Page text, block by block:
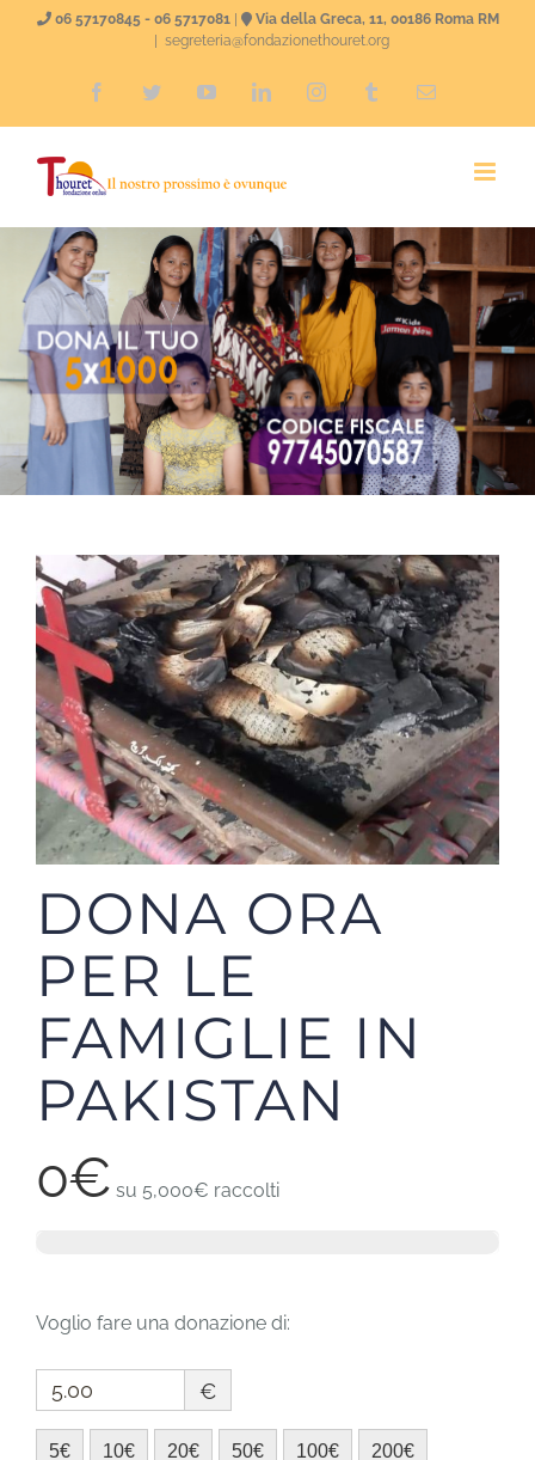
Salta
06 57170845 - 06 5717081|
Via della Greca, 11, 00186 Roma RM
segreteria@fondazionethouret.org
FacebookTwitterYouTubeLinkedInInstagramTumblrEmail
DONA ORA
PER LE
FAMIGLIE IN
PAKISTAN
0€ su 5,000€ raccolti
Voglio fare una donazione di:
€
5€ 10€ 20€ 50€ 100€ 200€